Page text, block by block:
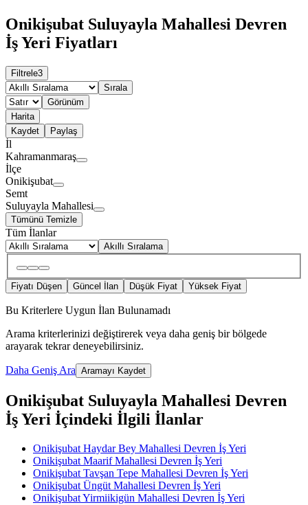
Onikişubat Suluyayla Mahallesi Devren
İş Yeri Fiyatları
Filtrele3
Sırala
Görünüm
Harita
Kaydet
Paylaş
İl
Kahramanmaraş
İlçe
Onikişubat
Semt
Suluyayla Mahallesi
Tümünü Temizle
Tüm İlanlar
Akıllı Sıralama
Fiyatı Düşen Güncel İlan Düşük Fiyat Yüksek Fiyat
Bu Kriterlere Uygun İlan Bulunamadı
Arama kriterlerinizi değiştirerek veya daha geniş bir bölgede
arayarak tekrar deneyebilirsiniz.
Daha Geniş Ara Aramayı Kaydet
Onikişubat Suluyayla Mahallesi Devren
İş Yeri İçindeki İlgili İlanlar
Onikişubat Haydar Bey Mahallesi Devren İş Yeri
Onikişubat Maarif Mahallesi Devren İş Yeri
Onikişubat Tavşan Tepe Mahallesi Devren İş Yeri
Onikişubat Üngüt Mahallesi Devren İş Yeri
Onikişubat Yirmiikigün Mahallesi Devren İş Yeri